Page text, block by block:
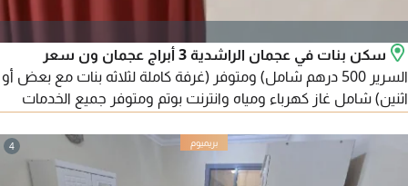
سكن بنات في عجمان الراشدية 3 أبراج عجمان ون سعر
السرير 500 درهم شامل) ومتوفر (غرفة كاملة لثلاثه بنات مع بعض أو
اثنين) شامل غاز كهرباء ومياه وانترنت بوتم ومتوفر جميع الخدمات
وصالونات حريمي / وموقف سيارات مجانا
4